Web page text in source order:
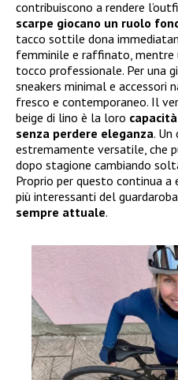
contribuiscono a rendere
scarpe giocano un ruolo
tacco sottile dona
femminile e raffinato, mentre
tocco professionale. Per una
sneakers minimal e
fresco e contemporaneo. Il
beige di lino è la loro
senza perdere eleganza. Un
estremamente versatile, che
dopo stagione cambiando
Proprio per questo continua
più interessanti del
sempre attuale.